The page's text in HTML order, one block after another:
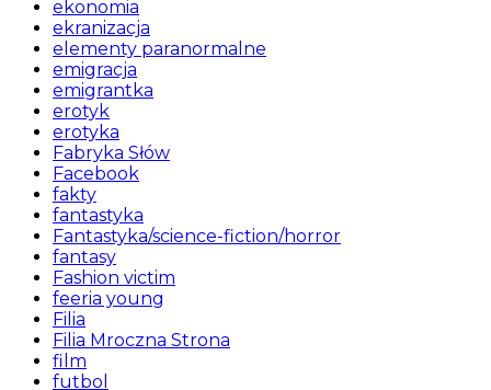
ekonomia
ekranizacja
elementy paranormalne
emigracja
emigrantka
erotyk
erotyka
Fabryka Słów
Facebook
fakty
fantastyka
Fantastyka/science-fiction/horror
fantasy
Fashion victim
feeria young
Filia
Filia Mroczna Strona
film
futbol